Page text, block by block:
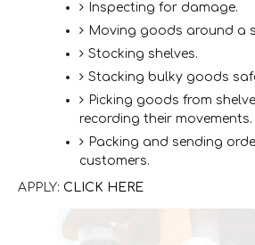
Inspecting for damage.
Moving goods around a
Stocking shelves.
Stacking bulky goods
Picking goods from
recording their movements.
Packing and sending
customers.
APPLY: CLICK HERE